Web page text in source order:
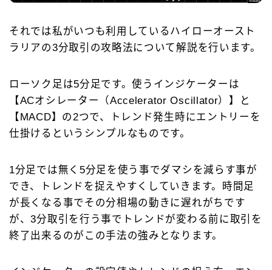
それでは私がいつも利用しているハイローオースト
ラリアの3分取引の攻略法について解説を行います。
ローソク足は5分足です。使うインジケーターは
【ACオシレーター（Accelerator Oscillator）】と
【MACD】の2つで、トレンド発生時にエントリーを
仕掛けるというシンプルなものです。
1分足では無く5分足を使う事でダマシを減らす事が
でき、トレンドを捉えやすくしていきます。時間足
が長くなる事でその分相場の動きに遅れがちです
が、3分取引を行う事でトレンドが変わる前に取引を
終了出来るのがこの手法の強みとなります。